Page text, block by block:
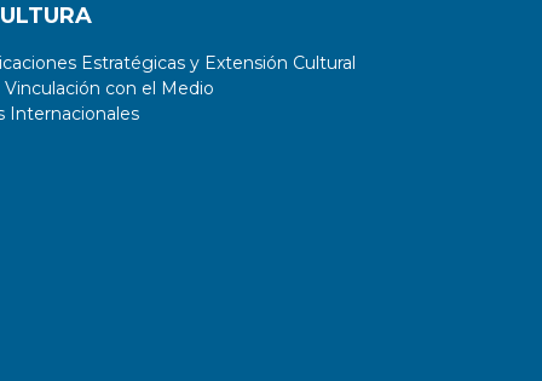
Estratégicas y Extensión Cultural
con el Medio
Internacionales